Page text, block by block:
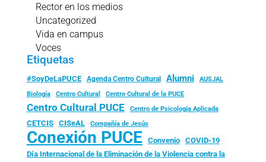
Rector en los medios
Uncategorized
Vida en campus
Voces
Etiquetas
#SoyDeLaPUCE Agenda Centro Cultural Alumni
AUSJAL
Biología
Centro Cultural Centro Cultural de la PUCE
Centro Cultural PUCE Centro de Psicología Aplicada
CETCIS CISeAL Compañía de Jesús
Conexión PUCE Convenio
COVID-19
Día Internacional de la Eliminación de la Violencia contra la